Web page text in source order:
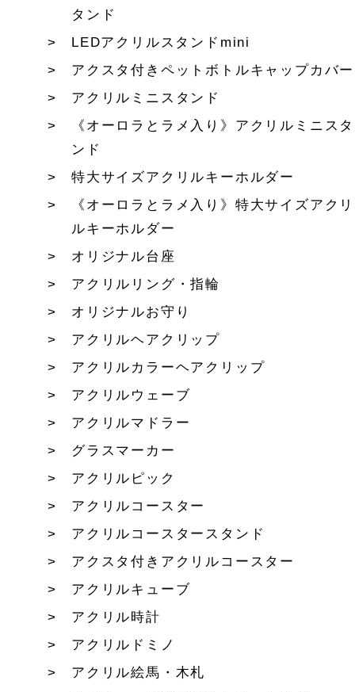
タンド
LEDアクリルスタンドmini
アクスタ付きペットボトルキャップカバー
アクリルミニスタンド
《オーロラとラメ入り》アクリルミニスタ
ンド
特大サイズアクリルキーホルダー
《オーロラとラメ入り》特大サイズアクリ
ルキーホルダー
オリジナル台座
アクリルリング・指輪
オリジナルお守り
アクリルヘアクリップ
アクリルカラーヘアクリップ
アクリルウェーブ
アクリルマドラー
グラスマーカー
アクリルピック
アクリルコースター
アクリルコースタースタンド
アクスタ付きアクリルコースター
アクリルキューブ
アクリル時計
アクリルドミノ
アクリル絵馬・木札